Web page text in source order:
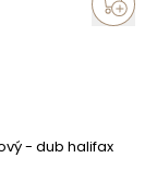
- dub halifax